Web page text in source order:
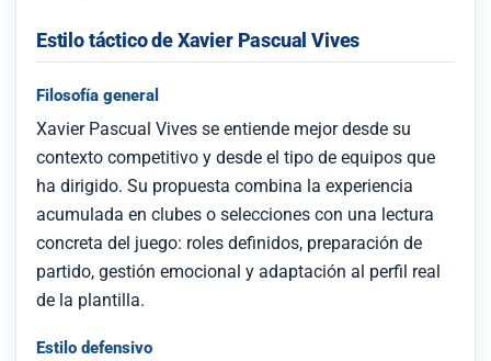
Estilo táctico de Xavier Pascual Vives
Filosofía general
Xavier Pascual Vives se entiende mejor desde su
contexto competitivo y desde el tipo de equipos que
ha dirigido. Su propuesta combina la experiencia
acumulada en clubes o selecciones con una lectura
concreta del juego: roles definidos, preparación de
partido, gestión emocional y adaptación al perfil real
de la plantilla.
Estilo defensivo